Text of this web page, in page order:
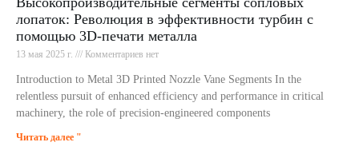
лопаток: Революция в эффективности турбин с
помощью 3D-печати металла
13 мая 2025 г. Комментариев нет
Introduction to Metal 3D Printed Nozzle Vane Segments In the
relentless pursuit of enhanced efficiency and performance in critical
machinery, the role of precision-engineered components
Читать далее "